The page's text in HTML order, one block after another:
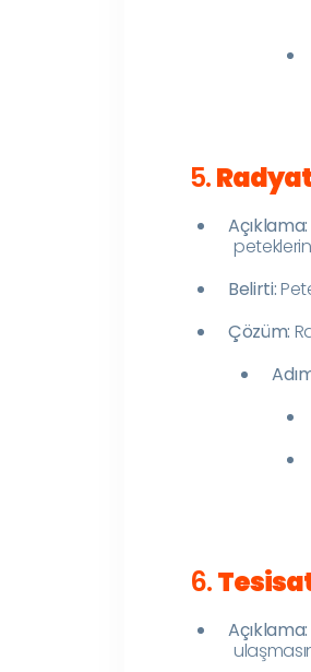
5.
Açıklama:
Belirti:
Çözüm:
6.
Açıklama: